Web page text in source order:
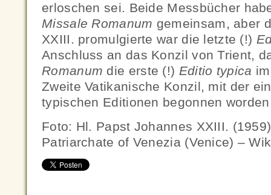
erloschen sei. Beide Messbücher
Missale Romanum gemeinsam, aber
XXIII. promulgierte war die letzte (!)
Anschluss an das Konzil von Trient,
Romanum die erste (!) Editio typica
Zweite Vatikanische Konzil, mit der
typischen Editionen begonnen
Foto: Hl. Papst Johannes XXIII.
Patriarchate of Venezia (Venice) –